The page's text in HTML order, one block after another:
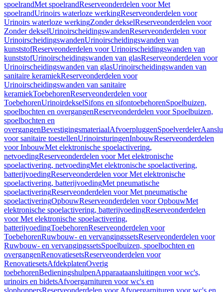
spoelrandMet spoelrandReserveonderdelen voor Met
spoelrandUrinoirs waterloze werkingReserveonderdelen voor
Urinoirs waterloze werkingZonder dekselReserveonderdelen voor
Zonder dekselUrinoirscheidingswandenReserveonderdelen voor
UrinoirscheidingswandenUrinoirscheidingswanden van
kunststofReserveonderdelen voor Urinoirscheidingswanden van
kunststofUrinoirscheidingswanden van glasReserveonderdelen voor
Urinoirscheidingswanden van glasUrinoirscheidingswanden van
sanitaire keramiekReserveonderdelen voor
Urinoirscheidingswanden van sanitaire
keramiekToebehorenReserveonderdelen voor
ToebehorenUrinoirdekselSifons en sifontoebehorenSpoelbuizen,
spoelbochten en overgangenReserveonderdelen voor Spoelbuizen,
spoelbochten en
overgangenBevestigingsmateriaalAfvoerpluggenSpoelverdeler
voor sanitaire toestellenUrinoirsturingenInbouwReserveonderdelen
voor InbouwMet elektronische spoelactivering,
netvoedingReserveonderdelen voor Met elektronische
spoelactivering, netvoedingMet elektronische spoelactivering,
batterijvoedingReserveonderdelen voor Met elektronische
spoelactivering, batterijvoedingMet pneumatische
spoelactiveringReserveonderdelen voor Met pneumatische
spoelactiveringOpbouwReserveonderdelen voor OpbouwMet
elektronische spoelactivering, batterijvoedingReserveonderdelen
voor Met elektronische spoelactivering,
batterijvoedingToebehorenReserveonderdelen voor
ToebehorenRuwbouw- en vervangingssetsReserveonderdelen voor
Ruwbouw- en vervangingssetsSpoelbuizen, spoelbochten en
overgangenRenovatiesetsReserveonderdelen voor
RenovatiesetsAfdekplatenOverig
toebehorenBedieningshulpenApparaataansluitingen voor wc's,
urinoirs en bidetsAfvoergarnituren voor wc's en
slophoppersReserveonderdelen voor Afvoergarnituren voor wc's en